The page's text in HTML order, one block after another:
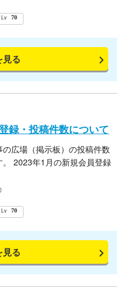
見る
Lv 70
録・投稿件数について
広場（掲示板）の投稿件数
2023年1月の新規会員登録
下記URLよりご確認くださ
見る
Lv 70